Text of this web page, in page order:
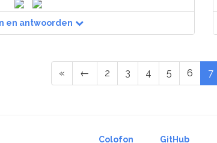
en antwoorden
« ← 2 3 4 5 6 7
Colofon GitHub